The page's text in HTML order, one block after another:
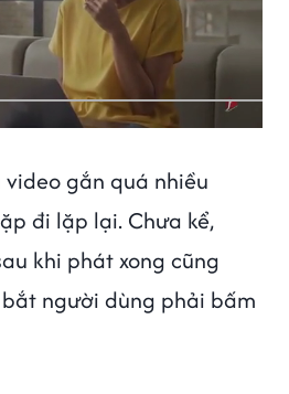
gắn quá nhiều
đi lặp lại. Chưa kể,
khi phát xong cũng
người dùng phải bấm